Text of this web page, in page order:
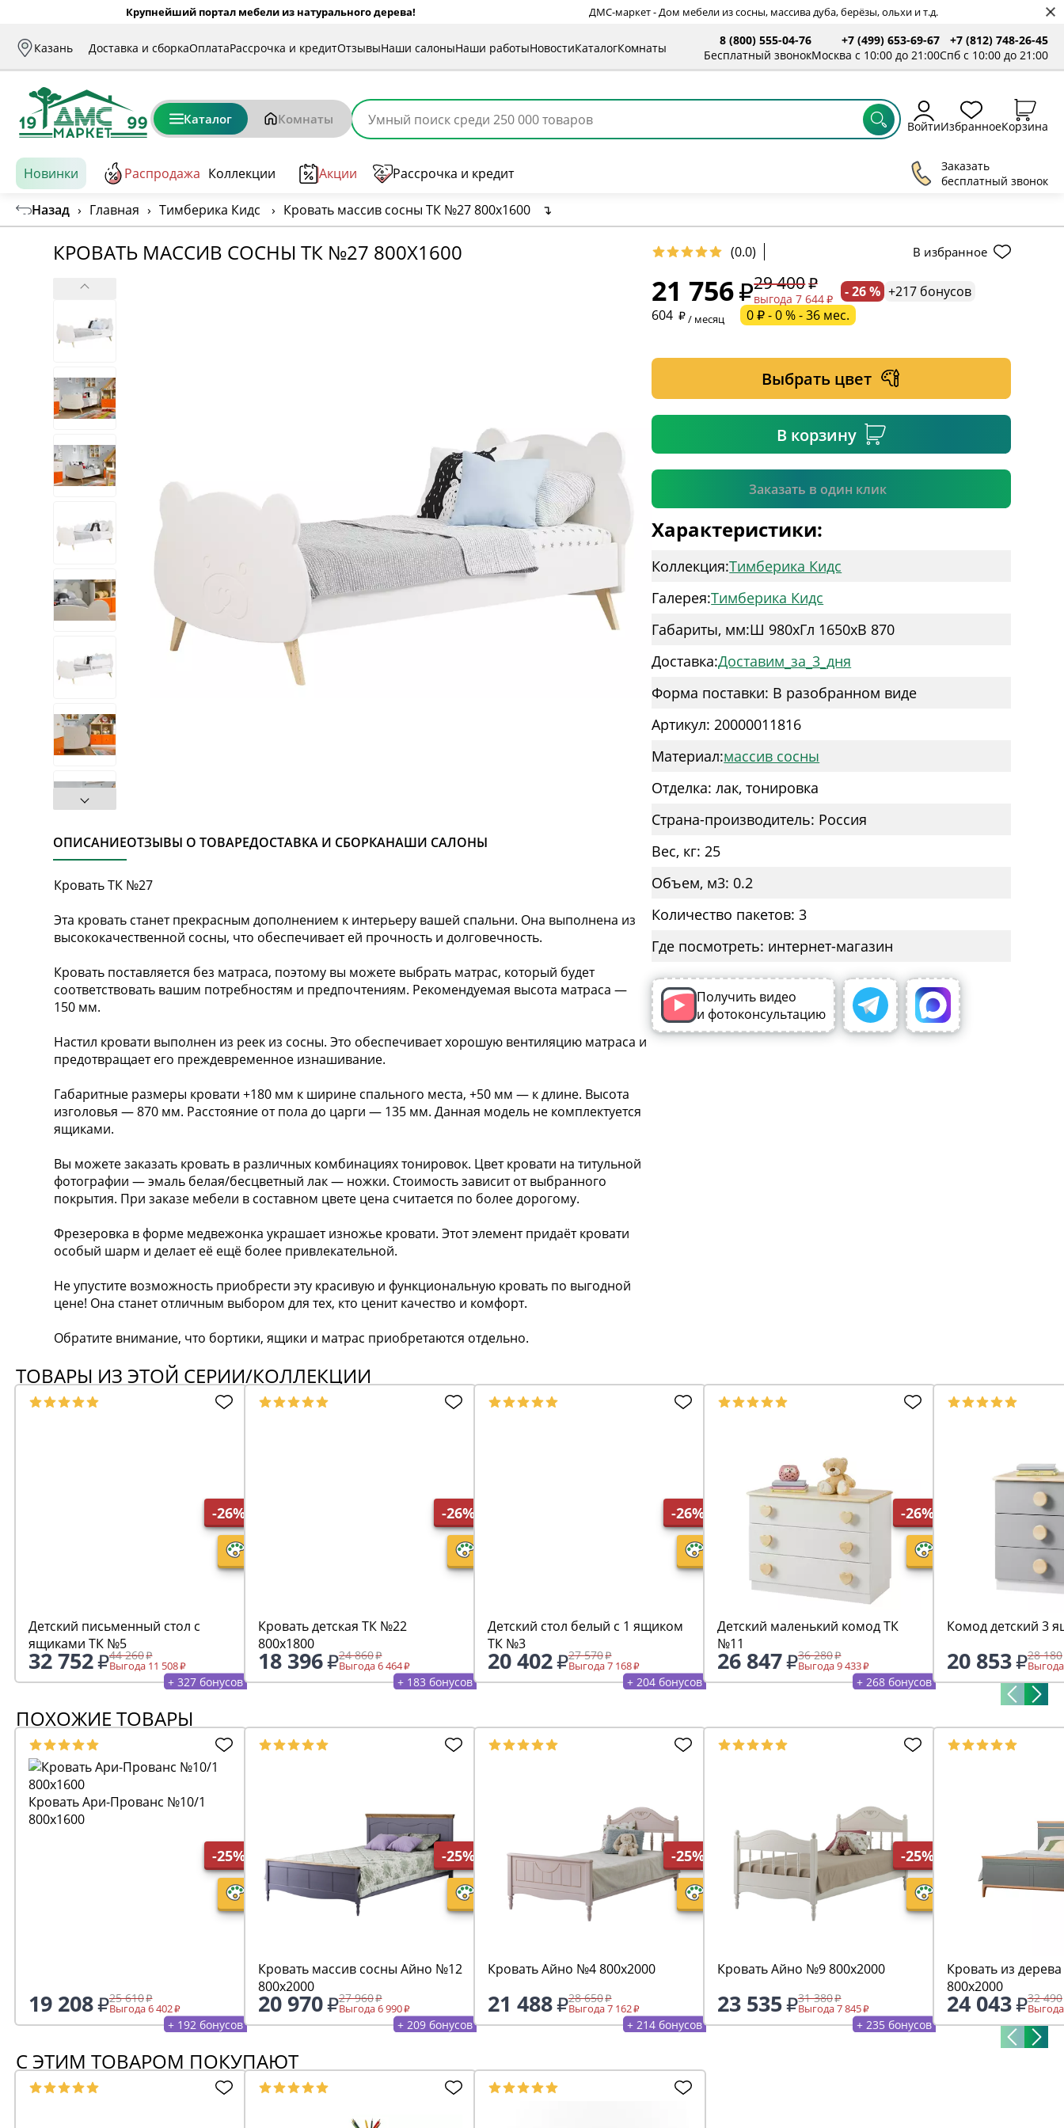
Крупнейший портал мебели из натурального дерева! ДМС-маркет - Дом мебели из сосны, массива дуба, берёзы, ольхи и т.д.
Казань Доставка и сборкаОплатаРассрочка и кредитОтзывыНаши салоныНаши работыНовостиКаталогКомнаты
8 (800) 555-04-76
Бесплатный звонок
+7 (499) 653-69-67
Москва с 10:00 до 21:00
+7 (812) 748-26-45
Спб с 10:00 до 21:00
Каталог Комнаты ВойтиИзбранноеКорзина
Новинки Распродажа Коллекции Акции Рассрочка и кредит
Заказать
бесплатный звонок
Назад › Главная › Тимберика Кидс › Кровать массив сосны ТК №27 800х1600 ↴
КРОВАТЬ МАССИВ СОСНЫ ТК №27 800Х1600 (0.0) В избранное
ОПИСАНИЕОТЗЫВЫ О ТОВАРЕДОСТАВКА И СБОРКАНАШИ САЛОНЫ
Кровать ТК №27
Эта кровать станет прекрасным дополнением к интерьеру вашей спальни. Она выполнена из
высококачественной сосны, что обеспечивает ей прочность и долговечность.
Кровать поставляется без матраса, поэтому вы можете выбрать матрас, который будет
соответствовать вашим потребностям и предпочтениям. Рекомендуемая высота матраса —
150 мм.
Настил кровати выполнен из реек из сосны. Это обеспечивает хорошую вентиляцию матраса и
предотвращает его преждевременное изнашивание.
Габаритные размеры кровати +180 мм к ширине спального места, +50 мм — к длине. Высота
изголовья — 870 мм. Расстояние от пола до царги — 135 мм. Данная модель не комплектуется
ящиками.
Вы можете заказать кровать в различных комбинациях тонировок. Цвет кровати на титульной
фотографии — эмаль белая/бесцветный лак — ножки. Стоимость зависит от выбранного
покрытия. При заказе мебели в составном цвете цена считается по более дорогому.
Фрезеровка в форме медвежонка украшает изножье кровати. Этот элемент придаёт кровати
особый шарм и делает её ещё более привлекательной.
Не упустите возможность приобрести эту красивую и функциональную кровать по выгодной
цене! Она станет отличным выбором для тех, кто ценит качество и комфорт.
Обратите внимание, что бортики, ящики и матрас приобретаются отдельно.
21 756 29 400
выгода 7 644 - 26 % +217 бонусов
604
/ месяц 0 ₽ - 0 % - 36 мес.
Выбрать цвет
В корзину
Заказать в один клик
* обязательное поле
* необязательное поле
Подтвердить
Характеристики:
Коллекция:Тимберика Кидс
Галерея:Тимберика Кидс
Габариты, мм:Ш 980xГл 1650xВ 870
Доставка:Доставим_за_3_дня
Форма поставки: В разобранном виде
Артикул: 20000011816
Материал:массив сосны
Отделка: лак, тонировка
Страна-производитель: Россия
Вес, кг: 25
Объем, м3: 0.2
Количество пакетов: 3
Где посмотреть: интернет-магазин
Получить видео
и фотоконсультацию
ТОВАРЫ ИЗ ЭТОЙ СЕРИИ/КОЛЛЕКЦИИ
-26%
Детский письменный стол с
ящиками ТК №5
32 752 44 260
Выгода 11 508
+ 327 бонусов
-26%
Кровать детская ТК №22
800х1800
18 396 24 860
Выгода 6 464
+ 183 бонусов
-26%
Детский стол белый с 1 ящиком
ТК №3
20 402 27 570
Выгода 7 168
+ 204 бонусов
-26%
Детский маленький комод ТК
№11
26 847 36 280
Выгода 9 433
+ 268 бонусов
Комод детский 3
20 853 28 180
ПОХОЖИЕ ТОВАРЫ
-25%
Кровать Ари-Прованс №10/1
800х1600
19 208 25 610
Выгода 6 402
+ 192 бонусов
-25%
Кровать массив сосны Айно №12
800х2000
20 970 27 960
Выгода 6 990
+ 209 бонусов
-25%
Кровать Айно №4 800х2000
21 488 28 650
Выгода 7 162
+ 214 бонусов
-25%
Кровать Айно №9 800х2000
23 535 31 380
Выгода 7 845
+ 235 бонусов
Кровать из
800х2000
24 043 32 490
С ЭТИМ ТОВАРОМ ПОКУПАЮТ